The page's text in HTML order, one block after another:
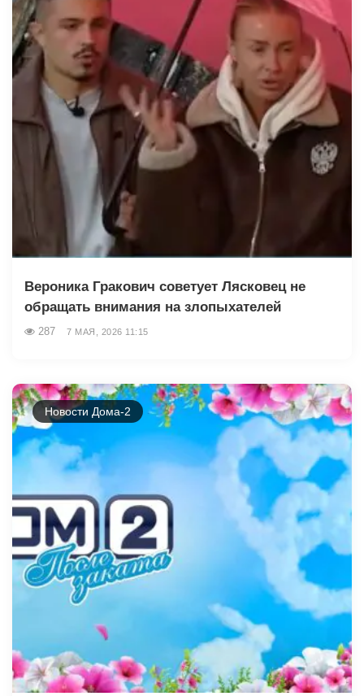
Вероника Гракович советует Лясковец не
обращать внимания на злопыхателей
287 7 МАЯ, 2026 11:15
Новости Дома-2